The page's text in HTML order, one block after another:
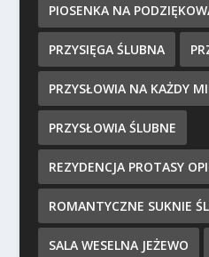
PIOSENKA NA
PRZYSIĘGA ŚLUBNA
PRZYSŁOWIA NA KAŻDY
PRZYSŁOWIA ŚLUBNE
REZYDENCJA PROTASY
ROMANTYCZNE SUKNIE
SALA WESELNA JEŻEWO